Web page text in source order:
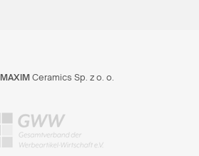
MAXIMCeramics Sp. z o. o.